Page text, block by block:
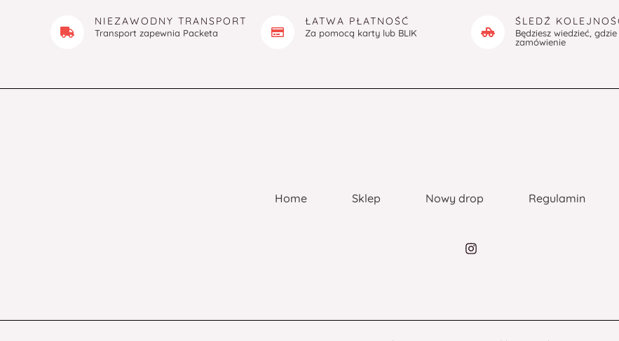
NIEZAWODNY TRANSPORT
Transport zapewnia Packeta
ŁATWA PŁATNOŚĆ
Za pomocą karty lub BLIK
ŚLEDŹ
Będziesz wiedzieć,
zamówienie
Home Sklep Nowy drop Regulamin